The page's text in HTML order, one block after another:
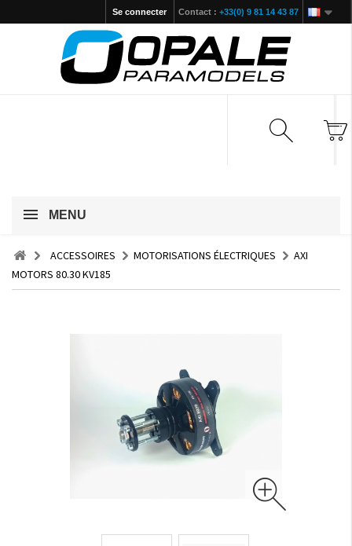
Contact : +33(0) 9 81 14 43 87
Se connecter
MENU
ACCESSOIRES MOTORISATIONS ÉLECTRIQUES
AXI
MOTORS 80.30 KV185